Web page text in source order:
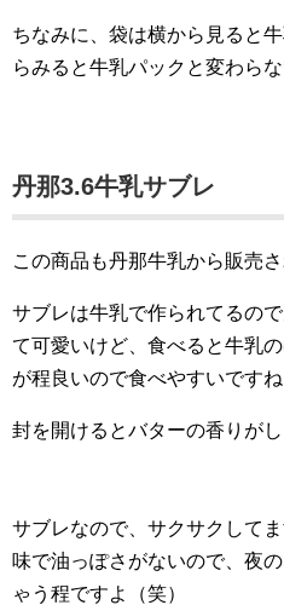
ちなみに、袋は横から見ると
らみると牛乳パックと変わら
丹那3.6牛乳サブレ
この商品も丹那牛乳から販売さ
サブレは牛乳で作られてるの
て可愛いけど、食べると牛乳
が程良いので食べやすいですね
封を開けるとバターの香りがし
サブレなので、サクサクして
味で油っぽさがないので、夜
ゃう程ですよ（笑）